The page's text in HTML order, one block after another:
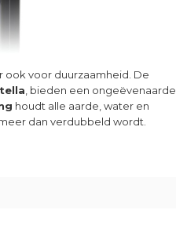
ook voor duurzaamheid. De
, bieden een ongeëvenaarde
houdt alle aarde, water en
dan verdubbeld wordt.